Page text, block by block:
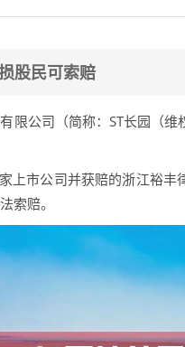
股民可索赔
公司（简称：ST长园（维
市公司并获赔的浙江裕丰
索赔。